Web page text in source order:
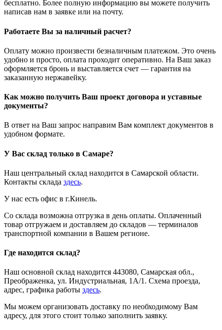
бесплатно. Более полную информацию вы можете получить
написав нам в заявке или на почту.
Работаете Вы за наличный расчет?
Оплату можно произвести безналичным платежом. Это очень
удобно и просто, оплата проходит оперативно. На Ваш заказ
оформляется бронь и выставляется счет — гарантия на
заказанную нержавейку.
Как можно получить Ваш проект договора и уставные
документы?
В ответ на Ваш запрос направим Вам комплект документов в
удобном формате.
У Вас склад только в Самаре?
Наш центральный склад находится в Самарской области.
Контакты склада здесь.
У нас есть офис в г.Кинель.
Со склада возможна отгрузка в день оплаты. Оплаченный
товар отгружаем и доставляем до складов — терминалов
транспортной компании в Вашем регионе.
Где находится склад?
Наш основной склад находится 443080, Самарская обл.,
Преображенка, ул. Индустриальная, 1А/1. Схема проезда,
адрес, графика работы здесь.
Мы можем организовать доставку по необходимому Вам
адресу, для этого стоит только заполнить заявку.